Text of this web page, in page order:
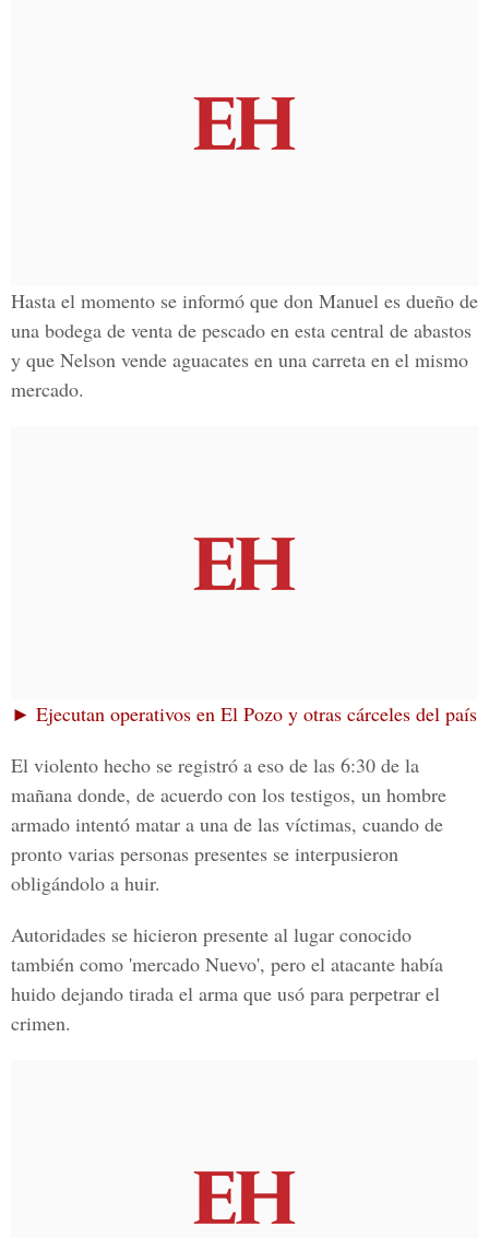
Hasta el momento se informó que don Manuel es dueño de
una bodega de venta de pescado en esta central de abastos
y que Nelson vende aguacates en una carreta en el mismo
mercado.
► Ejecutan operativos en El Pozo y otras cárceles del país
El violento hecho se registró a eso de las 6:30 de la
mañana donde, de acuerdo con los testigos, un hombre
armado intentó matar a una de las víctimas, cuando de
pronto varias personas presentes se interpusieron
obligándolo a huir.
Autoridades se hicieron presente al lugar conocido
también como 'mercado Nuevo', pero el atacante había
huido dejando tirada el arma que usó para perpetrar el
crimen.